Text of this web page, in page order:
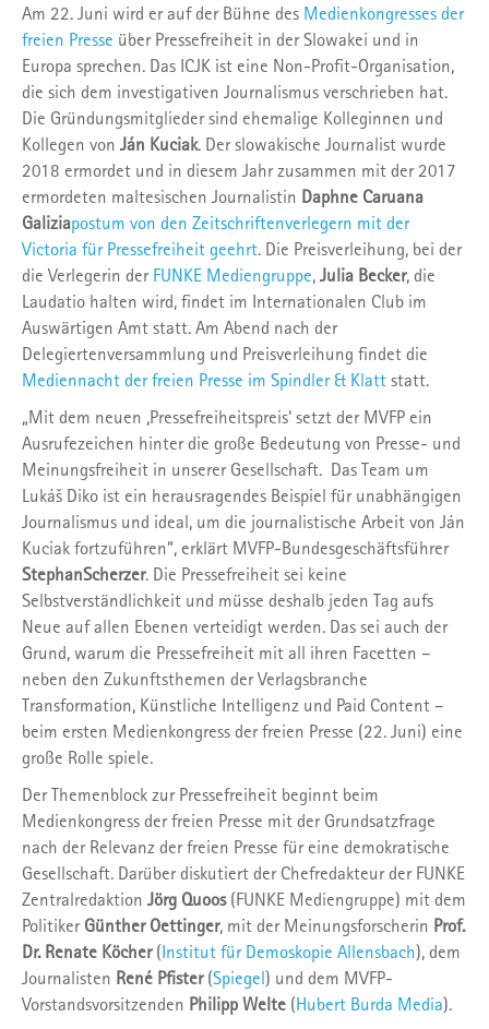
Am 22. Juni wird er auf der Bühne des Medienkongresses der
freien Presse über Pressefreiheit in der Slowakei und in
Europa sprechen. Das ICJK ist eine Non-Profit-Organisation,
die sich dem investigativen Journalismus verschrieben hat.
Die Gründungsmitglieder sind ehemalige Kolleginnen und
Kollegen von Ján Kuciak. Der slowakische Journalist wurde
2018 ermordet und in diesem Jahr zusammen mit der 2017
ermordeten maltesischen Journalistin Daphne Caruana
Galiziapostum von den Zeitschriftenverlegern mit der
Victoria für Pressefreiheit geehrt. Die Preisverleihung, bei der
die Verlegerin der FUNKE Mediengruppe, Julia Becker, die
Laudatio halten wird, findet im Internationalen Club im
Auswärtigen Amt statt. Am Abend nach der
Delegiertenversammlung und Preisverleihung findet die
Mediennacht der freien Presse im Spindler & Klatt statt.
„Mit dem neuen ‚Pressefreiheitspreis‘ setzt der MVFP ein
Ausrufezeichen hinter die große Bedeutung von Presse- und
Meinungsfreiheit in unserer Gesellschaft. Das Team um
Lukáš Diko ist ein herausragendes Beispiel für unabhängigen
Journalismus und ideal, um die journalistische Arbeit von Ján
Kuciak fortzuführen“, erklärt MVFP-Bundesgeschäftsführer
StephanScherzer. Die Pressefreiheit sei keine
Selbstverständlichkeit und müsse deshalb jeden Tag aufs
Neue auf allen Ebenen verteidigt werden. Das sei auch der
Grund, warum die Pressefreiheit mit all ihren Facetten –
neben den Zukunftsthemen der Verlagsbranche
Transformation, Künstliche Intelligenz und Paid Content –
beim ersten Medienkongress der freien Presse (22. Juni) eine
große Rolle spiele.
Der Themenblock zur Pressefreiheit beginnt beim
Medienkongress der freien Presse mit der Grundsatzfrage
nach der Relevanz der freien Presse für eine demokratische
Gesellschaft. Darüber diskutiert der Chefredakteur der FUNKE
Zentralredaktion Jörg Quoos(FUNKE Mediengruppe) mit dem
Politiker Günther Oettinger, mit der Meinungsforscherin Prof.
Dr. Renate Köcher(Institut für Demoskopie Allensbach), dem
Journalisten René Pfister(Spiegel) und dem MVFP-
Vorstandsvorsitzenden Philipp Welte (Hubert Burda Media).